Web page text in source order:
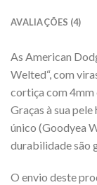
AVALIAÇÕES (4)
As American
Welted“, com
cortiça com 4mm
Graças à sua
único (Goodyea
durabilidade são
O envio deste